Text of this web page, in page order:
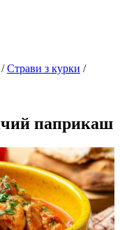
/Страви з курки /
паприкаш